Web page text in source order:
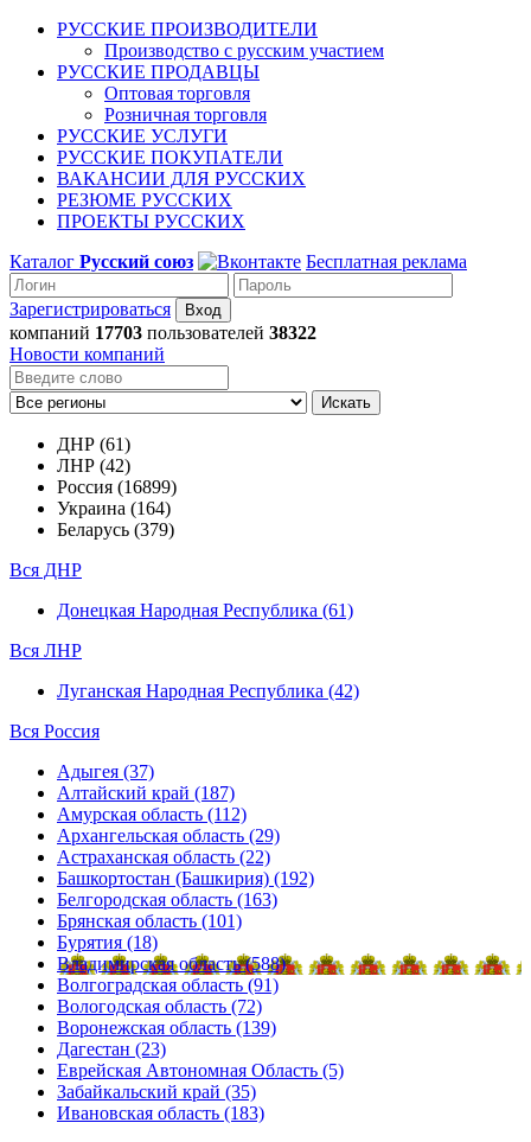
РУССКИЕ ПРОИЗВОДИТЕЛИ
Производство с русским участием
РУССКИЕ ПРОДАВЦЫ
Оптовая торговля
Розничная торговля
РУССКИЕ УСЛУГИ
РУССКИЕ ПОКУПАТЕЛИ
ВАКАНСИИ ДЛЯ РУССКИХ
РЕЗЮМЕ РУССКИХ
ПРОЕКТЫ РУССКИХ
Каталог Русский союз Бесплатная реклама
Зарегистрироваться
компаний 17703 пользователей 38322
Новости компаний
Искать
ДНР (61)
ЛНР (42)
Россия (16899)
Украина (164)
Беларусь (379)
Вся ДНР
Донецкая Народная Республика (61)
Вся ЛНР
Луганская Народная Республика (42)
Вся Россия
Адыгея (37)
Алтайский край (187)
Амурская область (112)
Архангельская область (29)
Астраханская область (22)
Башкортостан (Башкирия) (192)
Белгородская область (163)
Брянская область (101)
Бурятия (18)
Владимирская область (588)
Волгоградская область (91)
Вологодская область (72)
Воронежская область (139)
Дагестан (23)
Еврейская Автономная Область (5)
Забайкальский край (35)
Ивановская область (183)